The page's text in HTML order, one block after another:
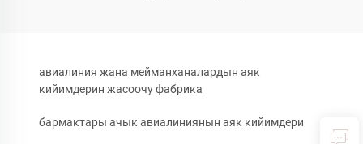
авиалиния жана мейманханалардын аяк
кийимдерин жасоочу фабрика
бармактары ачык авиалиниянын аяк кийимдери